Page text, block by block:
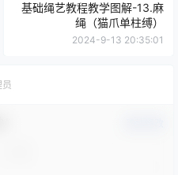
基础绳艺教程教学图解-13.麻
绳（猫爪单柱缚）
2024-9-13 20:35:01